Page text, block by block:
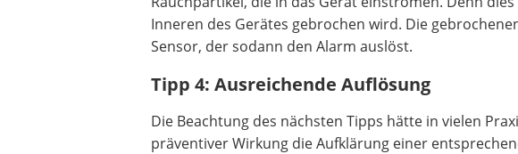
Inneren des Gerätes gebrochen wird. Die
Sensor, der sodann den Alarm auslöst.
Tipp 4: Ausreichende Auflösung
Die Beachtung des nächsten Tipps hätte in vielen
präventiver Wirkung die Aufklärung einer